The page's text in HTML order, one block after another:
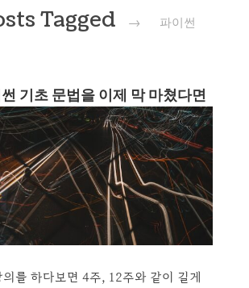
Tagged → 파이썬
기초 문법을 이제 막 마쳤다면
의를 하다보면 4주, 12주와 같이 길게